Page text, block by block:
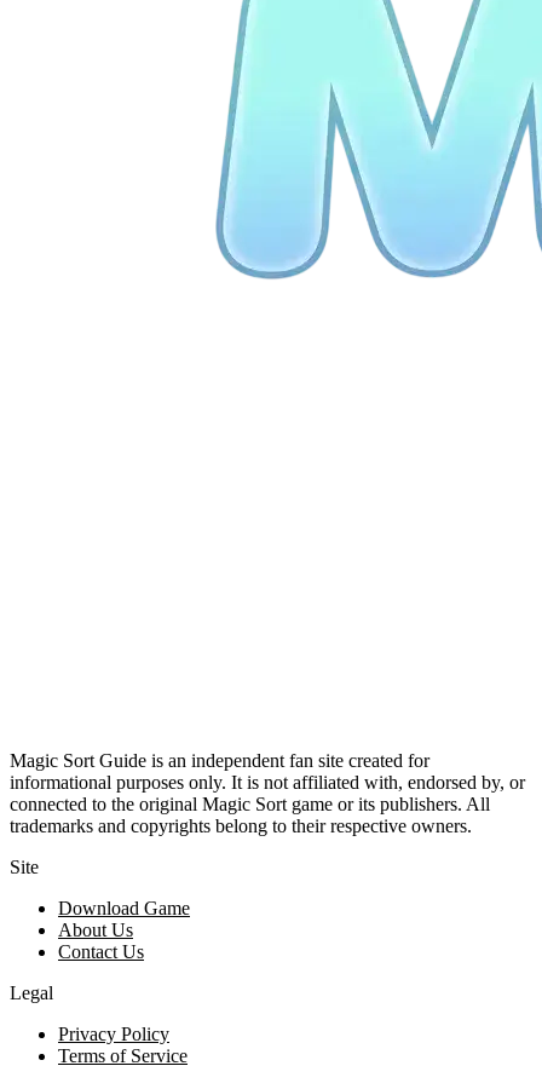
Magic Sort Guide is an independent fan site created for
informational purposes only. It is not affiliated with, endorsed by, or
connected to the original Magic Sort game or its publishers. All
trademarks and copyrights belong to their respective owners.
Site
Download Game
About Us
Contact Us
Legal
Privacy Policy
Terms of Service